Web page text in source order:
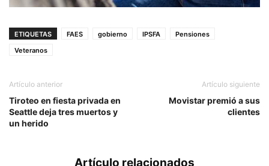
ETIQUETAS FAES gobierno IPSFA
Pensiones
Veteranos
Artículo anterior
Tiroteo en fiesta privada en
Seattle deja tres muertos y
un herido
Artículo siguiente
Movistar premió a sus
clientes
Artículo relacionados